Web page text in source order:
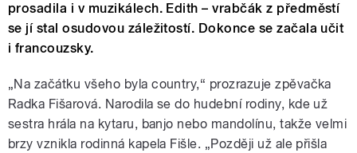
prosadila i v muzikálech. Edith – vrabčák z předměstí
se jí stal osudovou záležitostí. Dokonce se začala učit
i francouzsky.
„Na začátku všeho byla country,“ prozrazuje zpěvačka
Radka Fišarová. Narodila se do hudební rodiny, kde už
sestra hrála na kytaru, banjo nebo mandolínu, takže velmi
brzy vznikla rodinná kapela Fišle. „Později už ale přišla